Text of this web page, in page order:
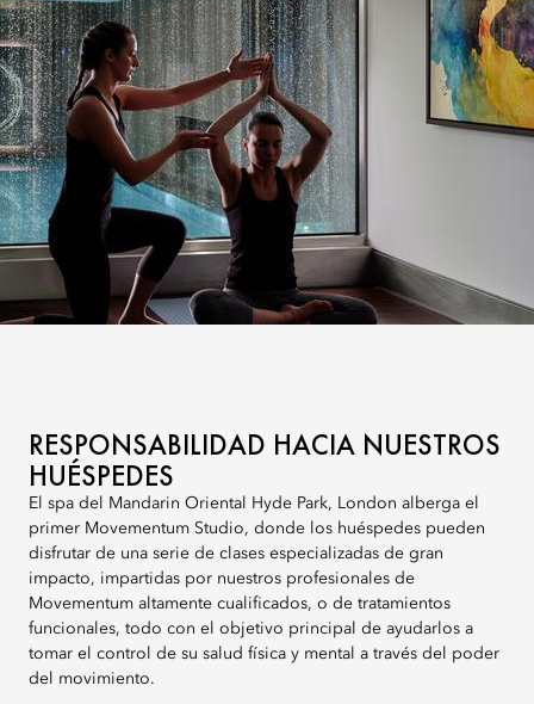
RESPONSABILIDAD HACIA NUESTROS
HUÉSPEDES
El spa del Mandarin Oriental Hyde Park, London alberga el
primer Movementum Studio, donde los huéspedes pueden
disfrutar de una serie de clases especializadas de gran
impacto, impartidas por nuestros profesionales de
Movementum altamente cualificados, o de tratamientos
funcionales, todo con el objetivo principal de ayudarlos a
tomar el control de su salud física y mental a través del poder
del movimiento.